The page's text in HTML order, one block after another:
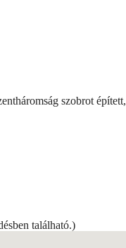
szobrot épített,
található.)